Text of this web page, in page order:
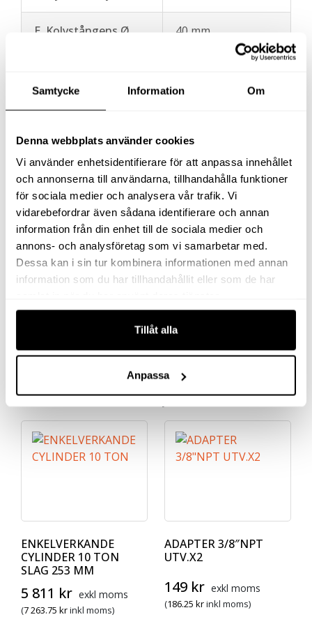
Samtycke Information Om
Denna webbplats använder cookies
Vi använder enhetsidentifierare för att anpassa innehållet
och annonserna till användarna, tillhandahålla funktioner
för sociala medier och analysera vår trafik. Vi
vidarebefordrar även sådana identifierare och annan
information från din enhet till de sociala medier och
annons- och analysföretag som vi samarbetar med.
Dessa kan i sin tur kombinera informationen med annan
information som du har tillhandahållit eller som de har
Tillåt alla
Anpassa
E. Kolvstångens Ø 40 mm
oljeinlopp
H. Avstånd
cylindertoppen till
oljeutlopp
42 mm
Relaterade produkter
ENKELVERKANDE
CYLINDER 10 TON
SLAG 253 MM
5 811 kr exkl moms
(7 263.75 krinkl moms)
ADAPTER 3/8″NPT
UTV.X2
149 kr exkl moms
(186.25 krinkl moms)